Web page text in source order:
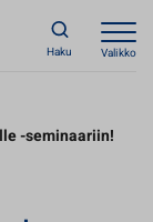
Haku Valikko
-seminaariin!